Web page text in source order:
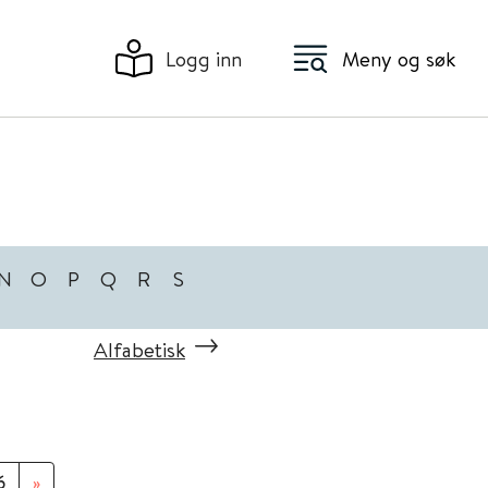
Logg inn Meny og søk
O P Q R S
Alfabetisk
»